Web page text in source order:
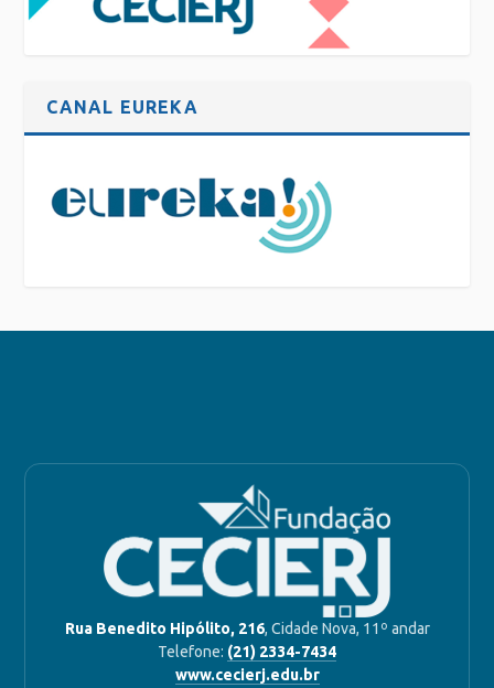
CANAL EUREKA
Rua Benedito Hipólito, 216, Cidade Nova, 11º andar
Telefone: (21) 2334-7434
www.cecierj.edu.br